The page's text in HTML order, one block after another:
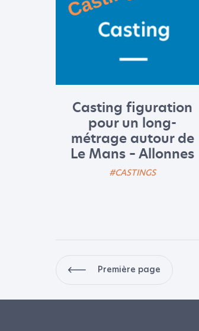
Casting figuration
pour un long-
métrage autour de
Le Mans – Allonnes
#CASTINGS
Première page